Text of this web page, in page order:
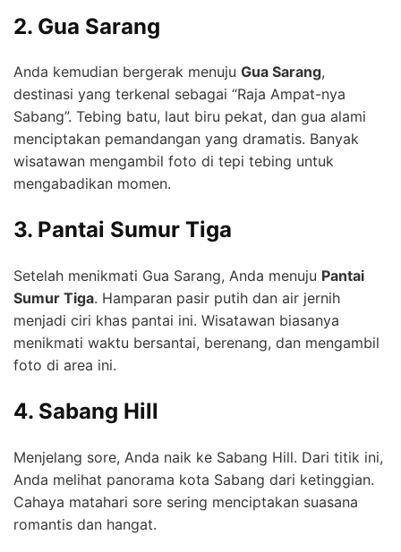
2. Gua Sarang
Anda kemudian bergerak menuju Gua Sarang,
destinasi yang terkenal sebagai “Raja Ampat-nya
Sabang”. Tebing batu, laut biru pekat, dan gua alami
menciptakan pemandangan yang dramatis. Banyak
wisatawan mengambil foto di tepi tebing untuk
mengabadikan momen.
3. Pantai Sumur Tiga
Setelah menikmati Gua Sarang, Anda menuju Pantai
Sumur Tiga. Hamparan pasir putih dan air jernih
menjadi ciri khas pantai ini. Wisatawan biasanya
menikmati waktu bersantai, berenang, dan mengambil
foto di area ini.
4. Sabang Hill
Menjelang sore, Anda naik ke Sabang Hill. Dari titik ini,
Anda melihat panorama kota Sabang dari ketinggian.
Cahaya matahari sore sering menciptakan suasana
romantis dan hangat.